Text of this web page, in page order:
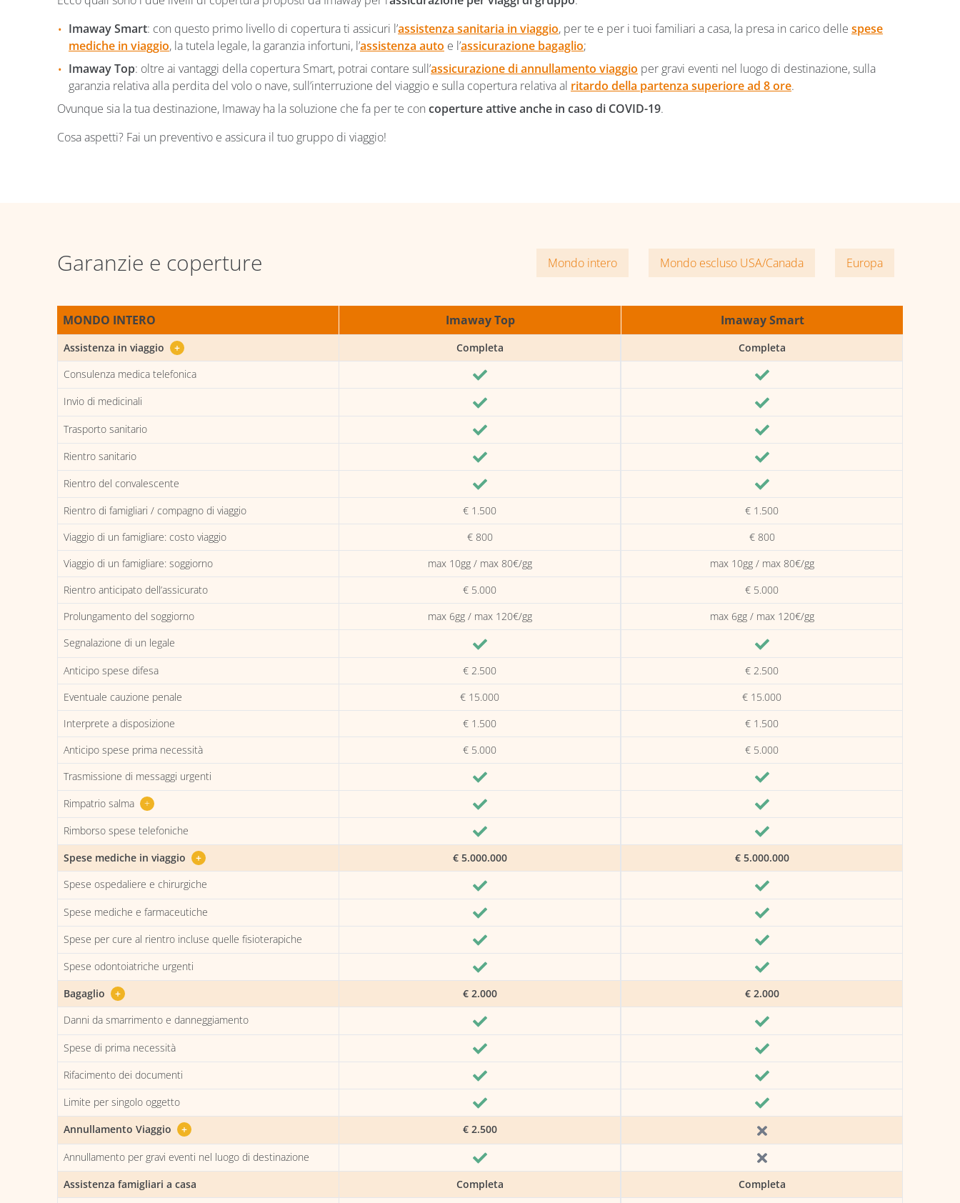
Imaway Smart: con questo primo livello di copertura ti assicuri l’assistenza sanitaria in viaggio, per te e per i tuoi familiari a casa, la presa in carico delle spese
mediche in viaggio, la tutela legale, la garanzia infortuni, l’assistenza auto e l’assicurazione bagaglio;
Imaway Top: oltre ai vantaggi della copertura Smart, potrai contare sull’assicurazione di annullamento viaggio per gravi eventi nel luogo di destinazione, sulla
garanzia relativa alla perdita del volo o nave, sull’interruzione del viaggio e sulla copertura relativa al ritardo della partenza superiore ad 8 ore.
Ovunque sia la tua destinazione, Imaway ha la soluzione che fa per te con coperture attive anche in caso di COVID-19.
Cosa aspetti? Fai un preventivo e assicura il tuo gruppo di viaggio!
Garanzie e coperture Mondo intero Mondo escluso USA/Canada Europa
MONDO INTERO Imaway Top Imaway Smart
Assistenza in viaggio + Completa
Completa
Consulenza medica telefonica
Invio di medicinali
Trasporto sanitario
Rientro sanitario
Rientro del convalescente
Rientro di famigliari / compagno di viaggio € 1.500
€ 1.500
Viaggio di un famigliare: costo viaggio
€ 800
€ 800
Viaggio di un famigliare: soggiorno
max 10gg / max 80€/gg
max 10gg / max 80€/gg
Rientro anticipato dell’assicurato
€ 5.000
€ 5.000
Prolungamento del soggiorno
max 6gg / max 120€/gg
max 6gg / max 120€/gg
Segnalazione di un legale
Anticipo spese difesa € 2.500
€ 2.500
Eventuale cauzione penale
€ 15.000
€ 15.000
Interprete a disposizione
€ 1.500
€ 1.500
Anticipo spese prima necessità
€ 5.000
€ 5.000
Trasmissione di messaggi urgenti
Rimpatrio salma +
Rimborso spese telefoniche
Spese mediche in viaggio + € 5.000.000
€ 5.000.000
Spese ospedaliere e chirurgiche
Spese mediche e farmaceutiche
Spese per cure al rientro incluse quelle fisioterapiche
Spese odontoiatriche urgenti
Bagaglio + € 2.000
€ 2.000
Danni da smarrimento e danneggiamento
Spese di prima necessità
Rifacimento dei documenti
Limite per singolo oggetto
Annullamento Viaggio + € 2.500
Annullamento per gravi eventi nel luogo di destinazione
Assistenza famigliari a casa Completa Completa